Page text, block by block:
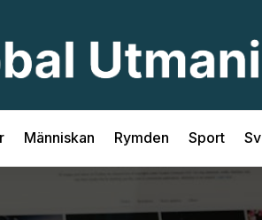
Människan Rymden Sport